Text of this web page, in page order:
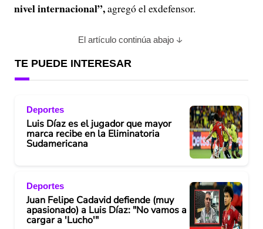
nivel internacional”,agregó el exdefensor.
El artículo continúa abajo
TE PUEDE INTERESAR
Deportes
Luis Díaz es el jugador que mayor
marca recibe en la Eliminatoria
Sudamericana
Deportes
Juan Felipe Cadavid defiende (muy
apasionado) a Luis Díaz: "No vamos a
cargar a 'Lucho'"